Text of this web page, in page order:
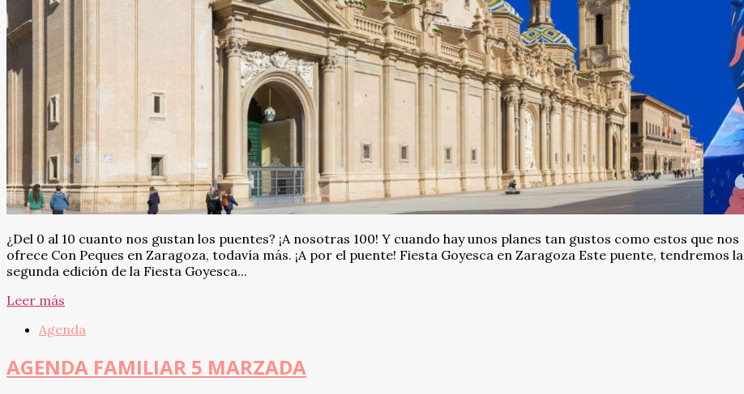
¿Del 0 al 10 cuanto nos gustan los puentes? ¡A nosotras 100! Y cuando hay unos planes tan gustos como estos que nos
ofrece Con Peques en Zaragoza, todavía más. ¡A por el puente! Fiesta Goyesca en Zaragoza Este puente, tendremos la
segunda edición de la Fiesta Goyesca...
Leer más
Agenda
AGENDA FAMILIAR 5 MARZADA